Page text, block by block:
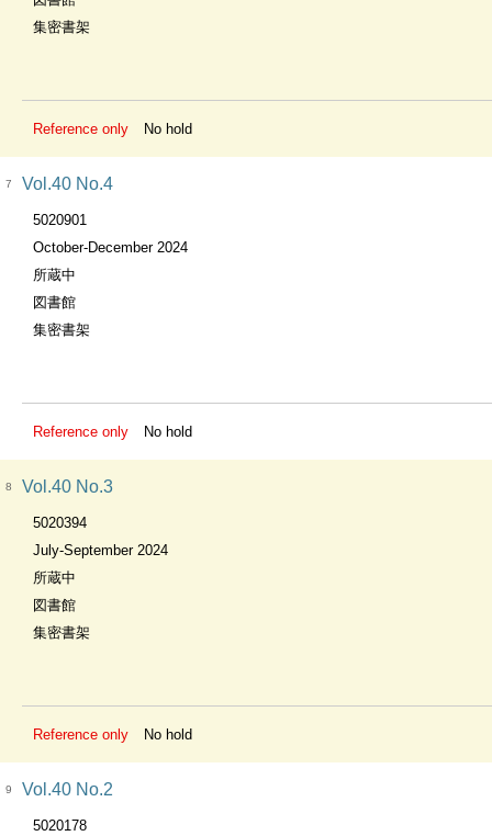
集密書架
Reference only No hold
7 Vol.40 No.4
5020901
October-December 2024
所蔵中
図書館
集密書架
Reference only No hold
8 Vol.40 No.3
5020394
July-September 2024
所蔵中
図書館
集密書架
Reference only No hold
9 Vol.40 No.2
5020178